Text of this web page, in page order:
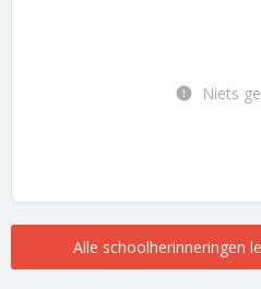
Niets
Alle schoolherinneringen